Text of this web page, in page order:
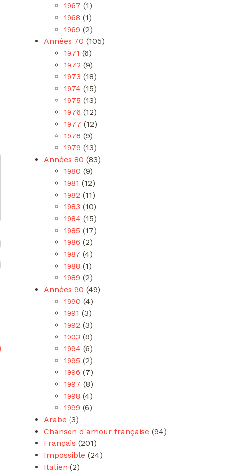
1967 (1)
1968 (1)
1969 (2)
Années 70 (105)
1971 (6)
1972 (9)
1973 (18)
1974 (15)
1975 (13)
1976 (12)
1977 (12)
1978 (9)
1979 (13)
Années 80 (83)
1980 (9)
1981 (12)
1982 (11)
1983 (10)
1984 (15)
1985 (17)
1986 (2)
1987 (4)
1988 (1)
1989 (2)
Années 90 (49)
1990 (4)
1991 (3)
1992 (3)
1993 (8)
1994 (6)
1995 (2)
1996 (7)
1997 (8)
1998 (4)
1999 (6)
Arabe (3)
Chanson d'amour française (94)
Français (201)
Impossible (24)
Italien (2)